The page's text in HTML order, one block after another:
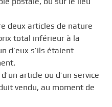
deux articles de nature
total inférieur à la
d’eux s’ils étaient
article ou d’un service
vendu, au moment de